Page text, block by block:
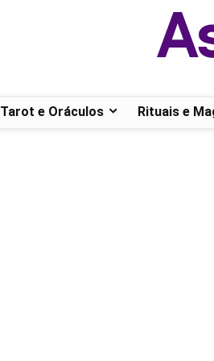
Tarot e Oráculos Rituais e